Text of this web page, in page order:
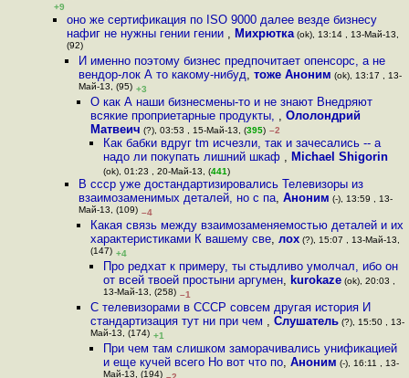
+9
оно же сертификация по ISO 9000 далее везде бизнесу
нафиг не нужны гении гении , Михрютка(ok), 13:14 , 13-Май-13,
(92)
И именно поэтому бизнес предпочитает опенсорс, а не
вендор-лок А то какому-нибуд, тоже Аноним (ok), 13:17 , 13-
Май-13, (95) +3
О как А наши бизнесмены-то и не знают Внедряют
всякие проприетарные продукты, ,Ололондрий
Матвеич (?), 03:53 , 15-Май-13, (395) –2
Как бабки вдруг tm исчезли, так и зачесались -- а
надо ли покупать лишний шкаф , Michael Shigorin
(ok), 01:23 , 20-Май-13, (441)
В ссср уже достандартизировались Телевизоры из
взаимозаменимых деталей, но с па, Аноним (-), 13:59 , 13-
Май-13, (109) –4
Какая связь между взаимозаменяемостью деталей и их
характеристиками К вашему све,лох (?), 15:07 , 13-Май-13,
(147) +4
Про редхат к примеру, ты стыдливо умолчал, ибо он
от всей твоей простыни аргумен, kurokaze(ok), 20:03 ,
13-Май-13, (258) –1
С телевизорами в СССР совсем другая история И
стандартизация тут ни при чем ,Слушатель (?), 15:50 , 13-
Май-13, (174) +1
При чем там слишком заморачивались унификацией
и еще кучей всего Но вот что по, Аноним (-), 16:11 , 13-